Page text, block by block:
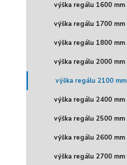
výška regálu 1600 mm
výška regálu 1700 mm
výška regálu 1800 mm
výška regálu 2000 mm
výška regálu 2100 mm
výška regálu 2400 mm
výška regálu 2500 mm
výška regálu 2600 mm
výška regálu 2700 mm